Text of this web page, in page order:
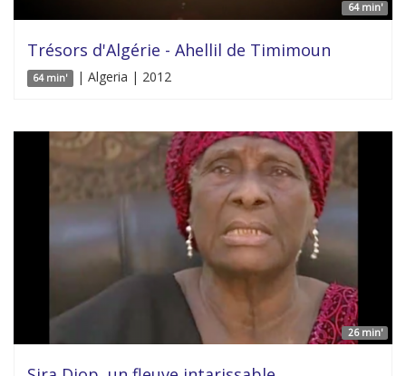
64 min'
Trésors d'Algérie - Ahellil de Timimoun
64 min' | Algeria | 2012
26 min'